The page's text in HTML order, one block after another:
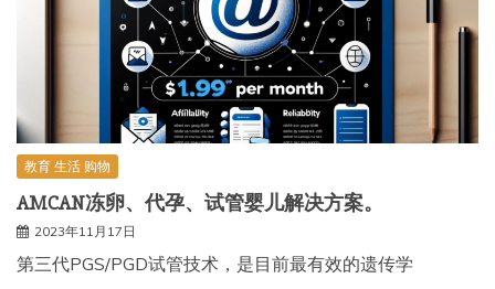
教育 生活 购物
AMCAN冻卵、代孕、试管婴儿解决方案。
2023年11月17日
第三代PGS/PGD试管技术，是目前最有效的遗传学